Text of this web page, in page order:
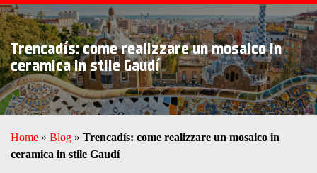
BLOG
TRUCCHI E CONSIGLI
IDEE E PROGETTI
SCOPRI RUBI
Trencadís: come realizzare un mosaico in
ceramica in stile Gaudí
Home » Blog » Trencadís: come realizzare un mosaico in
ceramica in stile Gaudí